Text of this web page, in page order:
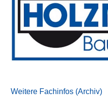
Sidebar
Weitere Fachinfos (Archiv)